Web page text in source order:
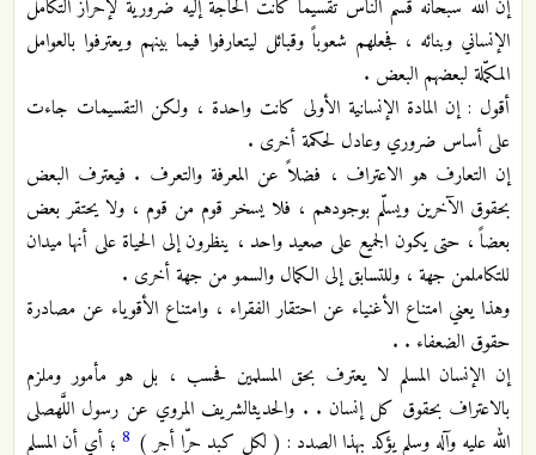
إن اللَّه سبحانه قسم الناس تقسيماً كانت الحاجة إليه ضرورية لإحراز التكامل
الإنساني وبنائه ، فجعلهم شعوباً وقبائل ليتعارفوا فيما بينهم ويعترفوا بالعوامل
المكمّلة لبعضهم البعض .
أقول : إن المادة الإنسانية الأولى كانت واحدة ، ولكن التقسيمات جاءت
على أساس ضروري وعادل لحكمة أخرى .
إن التعارف هو الاعتراف ، فضلاً عن المعرفة والتعرف . فيعترف البعض
بحقوق الآخرين ويسلّم بوجودهم ، فلا يسخر قوم من قوم ، ولا يحتقر بعض
بعضاً ، حتى يكون الجميع على صعيد واحد ، ينظرون إلى الحياة على أنها ميدان
للتكامل‏من جهة ، وللتسابق إلى الكمال والسمو من جهة أخرى .
وهذا يعني امتناع الأغنياء عن احتقار الفقراء ، وامتناع الأقوياء عن مصادرة
حقوق الضعفاء . .
إن الإنسان المسلم لا يعترف بحق المسلمين فحسب ، بل هو مأمور وملزم
بالاعتراف بحقوق كل إنسان . . والحديث‏الشريف المروي عن رسول اللَّه‏صلى
الله عليه وآله وسلم يؤكد بهذا الصدد : ( لكل كبدٍ حرّا أجر ) 8؛ أي أن المسلم